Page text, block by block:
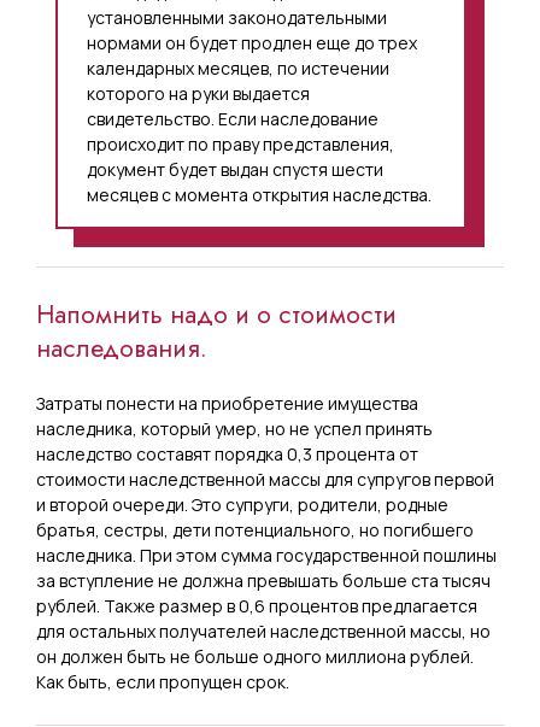
установленными законодательными
нормами он будет продлен еще до трех
календарных месяцев, по истечении
которого на руки выдается
свидетельство. Если наследование
происходит по праву представления,
документ будет выдан спустя шести
месяцев с момента открытия наследства.
Напомнить надо и о стоимости
наследования.
Затраты понести на приобретение имущества
наследника, который умер, но не успел принять
наследство составят порядка 0,3 процента от
стоимости наследственной массы для супругов первой
и второй очереди. Это супруги, родители, родные
братья, сестры, дети потенциального, но погибшего
наследника. При этом сумма государственной пошлины
за вступление не должна превышать больше ста тысяч
рублей. Также размер в 0,6 процентов предлагается
для остальных получателей наследственной массы, но
он должен быть не больше одного миллиона рублей.
Как быть, если пропущен срок.